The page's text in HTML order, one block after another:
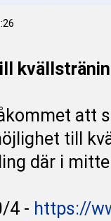
att
till
där i
4 - https://